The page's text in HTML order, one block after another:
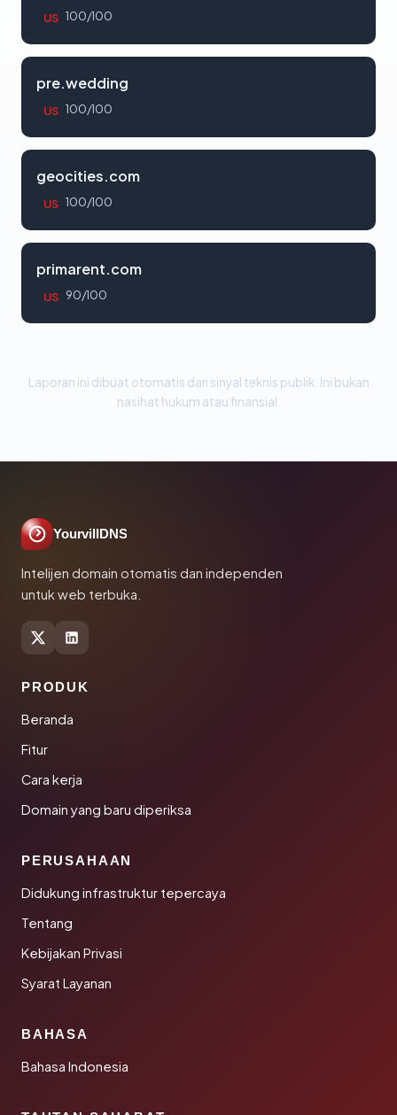
US 100/100
pre.wedding
US 100/100
geocities.com
US 100/100
primarent.com
US 90/100
Laporan ini dibuat otomatis dari sinyal teknis publik. Ini bukan
nasihat hukum atau finansial.
YourvillDNS
Intelijen domain otomatis dan independen
untuk web terbuka.
PRODUK
Beranda
Fitur
Cara kerja
Domain yang baru diperiksa
PERUSAHAAN
Didukung infrastruktur tepercaya
Tentang
Kebijakan Privasi
Syarat Layanan
BAHASA
Bahasa Indonesia